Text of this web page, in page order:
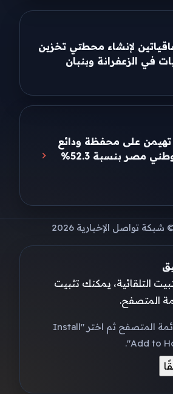
لإنشاء محطتي تخزين
في الزعفرانة وبنبان
تهيمن على محفظة ودائع
بنك الإمارات دبي الوطني مصر بنسبة 52.3%
تواصل الإخبارية 2026
التلقائية، يمكنك تثبيت
المتصفح.
على Android افتح قائمة المتصفح ثم اختر "Install